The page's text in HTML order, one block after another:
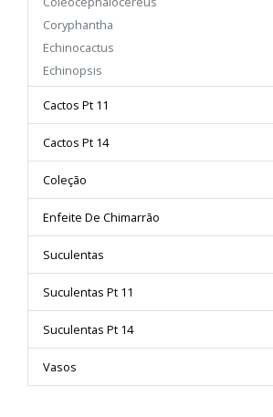
Coryphantha
Echinocactus
Echinopsis
Facheiroa
Ferocactus
Frailea
Lemaireocereus
Lobivia
Mammillaria
Melocactus
Neocardenasia
Notocactus
Parodia
Cactos Pt 11
Cactos Pt 14
Coleção
Enfeite De Chimarrão
Suculentas
Suculentas Pt 11
Suculentas Pt 14
Vasos